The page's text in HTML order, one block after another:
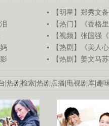
【明星】郑秀文
【热门】《香格
【视频】张国强
【热剧】《美人
【热剧】姜文马
热剧检索 热剧点播 电视剧库 趣